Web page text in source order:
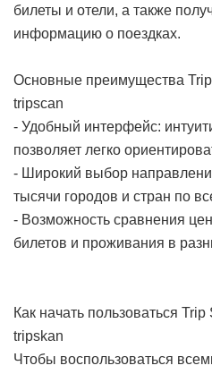
билеты и отели, а также
информацию о поездках.
Основные преимущества
tripscan
- Удобный интерфейс:
позволяет легко
- Широкий выбор
тысячи городов и стран по
- Возможность сравнения
билетов и проживания в
Как начать пользоваться Trip
tripskan
Чтобы воспользоваться